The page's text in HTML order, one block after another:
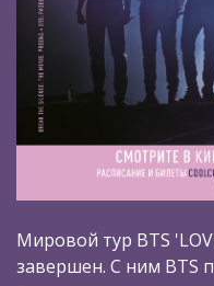
Мировой тур BTS 'LOVE
завершен. С ним BTS